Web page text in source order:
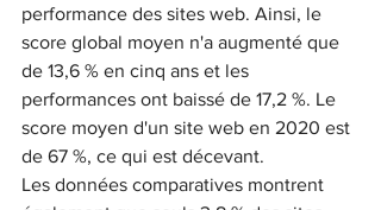
performance des sites web. Ainsi, le
score global moyen n'a augmenté que
de 13,6 % en cinq ans et les
performances ont baissé de 17,2 %. Le
score moyen d'un site web en 2020 est
de 67 %, ce qui est décevant.
Les données comparatives montrent